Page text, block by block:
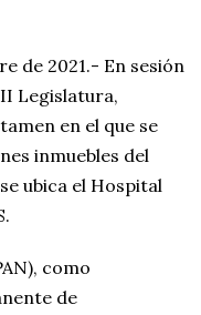
de 2021.- En sesión
Legislatura,
en el que se
inmuebles del
ubica el Hospital
como
de